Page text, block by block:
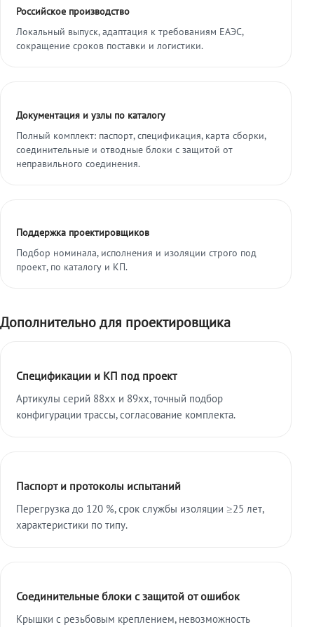
Российское производство
Локальный выпуск, адаптация к требованиям ЕАЭС,
сокращение сроков поставки и логистики.
Документация и узлы по каталогу
Полный комплект: паспорт, спецификация, карта сборки,
соединительные и отводные блоки с защитой от
неправильного соединения.
Поддержка проектировщиков
Подбор номинала, исполнения и изоляции строго под
проект, по каталогу и КП.
Дополнительно для проектировщика
Спецификации и КП под проект
Артикулы серий 88xx и 89xx, точный подбор
конфигурации трассы, согласование комплекта.
Паспорт и протоколы испытаний
Перегрузка до 120 %, срок службы изоляции ≥25 лет,
характеристики по типу.
Соединительные блоки с защитой от ошибок
Крышки с резьбовым креплением, невозможность